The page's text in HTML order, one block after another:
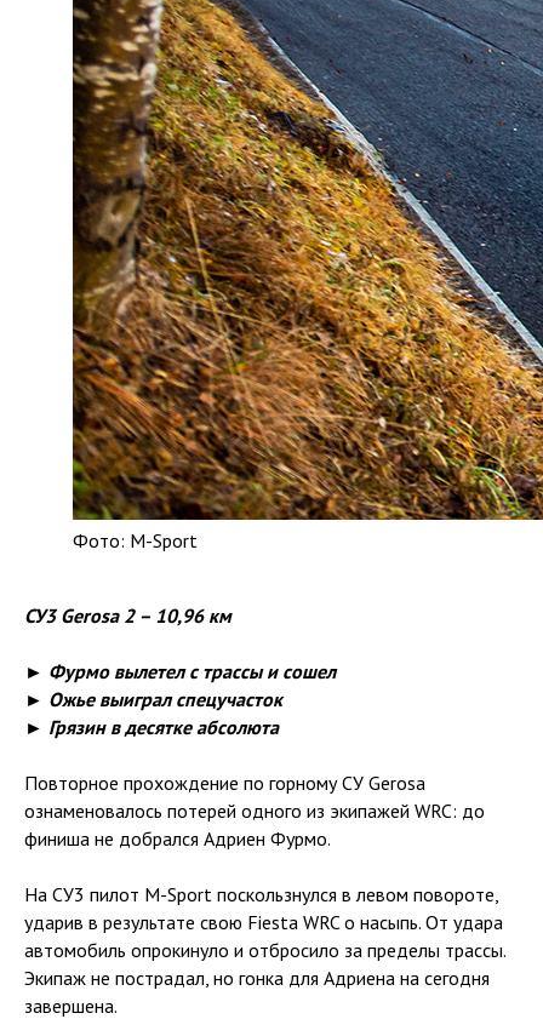
Фото: M-Sport
СУ3 Gerosa 2 – 10,96 км
► Фурмо вылетел с трассы и сошел
► Ожье выиграл спецучасток
► Грязин в десятке абсолюта
Повторное прохождение по горному СУ Gerosa
ознаменовалось потерей одного из экипажей WRC: до
финиша не добрался Адриен Фурмо.
На СУ3 пилот M-Sport поскользнулся в левом повороте,
ударив в результате свою Fiesta WRC о насыпь. От удара
автомобиль опрокинуло и отбросило за пределы трассы.
Экипаж не пострадал, но гонка для Адриена на сегодня
завершена.